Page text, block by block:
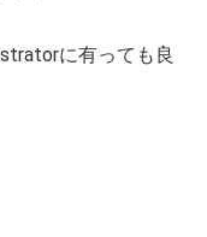
に有っても良